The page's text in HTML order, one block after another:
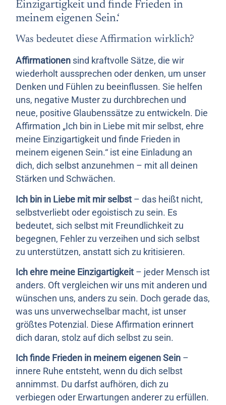
Einzigartigkeit und finde Frieden in
meinem eigenen Sein.‘
Was bedeutet diese Affirmation wirklich?
Affirmationen sind kraftvolle Sätze, die wir
wiederholt aussprechen oder denken, um unser
Denken und Fühlen zu beeinflussen. Sie helfen
uns, negative Muster zu durchbrechen und
neue, positive Glaubenssätze zu entwickeln. Die
Affirmation „Ich bin in Liebe mit mir selbst, ehre
meine Einzigartigkeit und finde Frieden in
meinem eigenen Sein.“ ist eine Einladung an
dich, dich selbst anzunehmen – mit all deinen
Stärken und Schwächen.
Ich bin in Liebe mit mir selbst – das heißt nicht,
selbstverliebt oder egoistisch zu sein. Es
bedeutet, sich selbst mit Freundlichkeit zu
begegnen, Fehler zu verzeihen und sich selbst
zu unterstützen, anstatt sich zu kritisieren.
Ich ehre meine Einzigartigkeit – jeder Mensch ist
anders. Oft vergleichen wir uns mit anderen und
wünschen uns, anders zu sein. Doch gerade das,
was uns unverwechselbar macht, ist unser
größtes Potenzial. Diese Affirmation erinnert
dich daran, stolz auf dich selbst zu sein.
Ich finde Frieden in meinem eigenen Sein –
innere Ruhe entsteht, wenn du dich selbst
annimmst. Du darfst aufhören, dich zu
verbiegen oder Erwartungen anderer zu erfüllen.